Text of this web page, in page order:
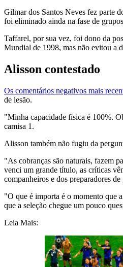
Gilmar dos Santos Neves fez parte
foi eliminado ainda na fase de
Taffarel, por sua vez, foi dono da
Mundial de 1998, mas não evitou a
Alisson contestado
Os comentários negativos mais
de lesão.
"Minha capacidade física é 100%.
camisa 1.
Alisson também não fugiu da
"As cobranças são naturais, fazem
venci um grande título, as críticas
companheiros e dos preparadores
"O que é importa é o momento que
que a seleção chegue um pouco
Leia Mais: